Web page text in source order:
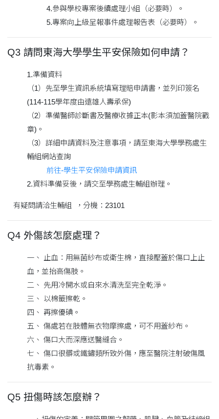
4.參與學校專案後續處理小組（必要時）。
5.專案向上級呈報事件處理報告表（必要時）。
Q3 請問東海大學學生平安保險如何申請？
1.準備資料
（1）先至學生資訊系統填寫理賠申請書，並列印簽名
(114-115學年度由遠雄人壽承保)
（2）準備醫師診斷書及醫療收據正本(影本須加蓋醫院戳
章)。
（3）詳細申請資料及注意事項，請至東海大學學務處生
輔組網站查詢
前往-學生平安保險申請資訊
2.資料準備妥後，請交至學務處生輔組辦理。
有疑問請洽生輔組 ，分機：23101
Q4 外傷該怎麼處理？
一、 止血：用無菌紗布或衛生棉，直接壓蓋於傷口上止
血，並抬高傷肢。
二、 先用冷開水或自來水清洗至完全乾淨。
三、 以棉籤擦乾。
四、 再擦優碘。
五、 傷處若在肢體無衣物摩擦處，可不用蓋紗布。
六、 傷口大而深應送醫縫合。
七、 傷口很髒或鐵鏽類所致外傷，應至醫院注射破傷風
抗毒素。
Q5 扭傷時該怎麼辦？